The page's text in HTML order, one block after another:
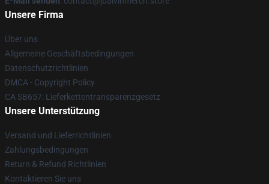
Unsere Firma
Über uns
Allgemeine Geschäftsbedingungen
Datenschutzrichtlinien
DMCA - Copyright Policy
CA SB657: Lieferkettentransparenzgesetz
Unsere Unterstützung
Versand und Lieferrichtlinien
Zahlungsbedingungen
Return & Refund Richtlinien
Kontaktieren Sie uns